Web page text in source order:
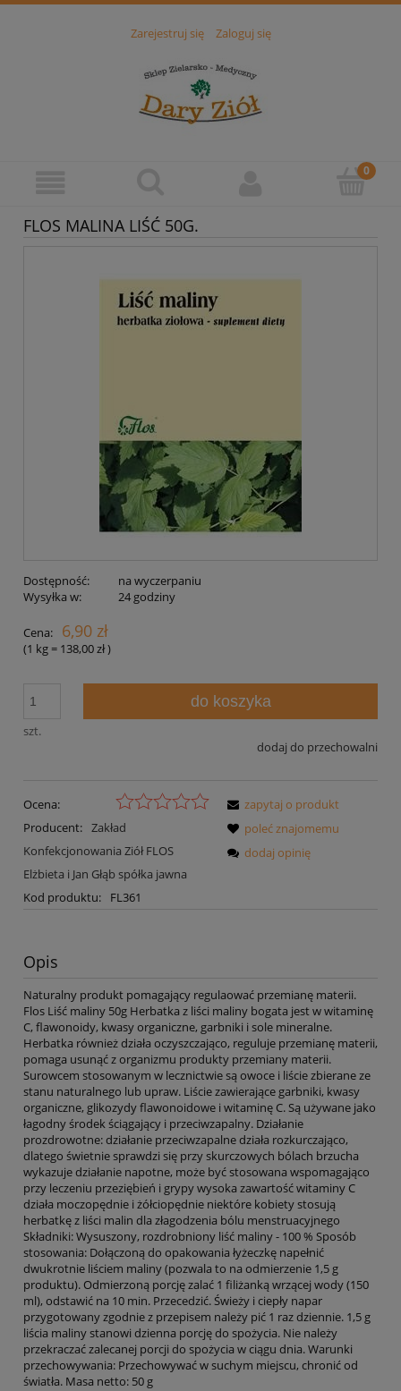
Zarejestruj się Zaloguj się
FLOS MALINA LIŚĆ 50G.
Dostępność:
na wyczerpaniu
Wysyłka w:
24 godziny
Cena: 6,90 zł
(1 kg= 138,00 zł)
szt.
do koszyka
dodaj do przechowalni
Ocena:
Producent: Zakład
Konfekcjonowania Ziół FLOS
Elżbieta i Jan Głąb spółka jawna
Kod produktu:
FL361
zapytaj o produkt
poleć znajomemu
dodaj opinię
Opis
Naturalny produkt pomagający regulaować przemianę materii.
Flos Liść maliny 50g Herbatka z liści maliny bogata jest w witaminę
C, flawonoidy, kwasy organiczne, garbniki i sole mineralne.
Herbatka również działa oczyszczająco, reguluje przemianę materii,
pomaga usunąć z organizmu produkty przemiany materii.
Surowcem stosowanym w lecznictwie są owoce i liście zbierane ze
stanu naturalnego lub upraw. Liście zawierające garbniki, kwasy
organiczne, glikozydy flawonoidowe i witaminę C. Są używane jako
łagodny środek ściągający i przeciwzapalny. Działanie
prozdrowotne: działanie przeciwzapalne działa rozkurczająco,
dlatego świetnie sprawdzi się przy skurczowych bólach brzucha
wykazuje działanie napotne, może być stosowana wspomagająco
przy leczeniu przeziębień i grypy wysoka zawartość witaminy C
działa moczopędnie i żółciopędnie niektóre kobiety stosują
herbatkę z liści malin dla złagodzenia bólu menstruacyjnego
Składniki: Wysuszony, rozdrobniony liść maliny - 100 % Sposób
stosowania: Dołączoną do opakowania łyżeczkę napełnić
dwukrotnie liściem maliny (pozwala to na odmierzenie 1,5 g
produktu). Odmierzoną porcję zalać 1 filiżanką wrzącej wody (150
ml), odstawić na 10 min. Przecedzić. Świeży i ciepły napar
przygotowany zgodnie z przepisem należy pić 1 raz dziennie. 1,5 g
liścia maliny stanowi dzienna porcję do spożycia. Nie należy
przekraczać zalecanej porcji do spożycia w ciągu dnia. Warunki
przechowywania: Przechowywać w suchym miejscu, chronić od
światła. Masa netto: 50 g